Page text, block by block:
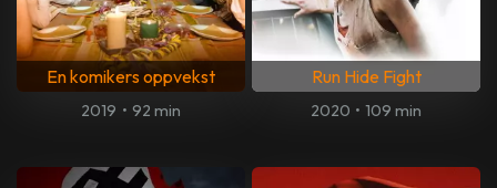
En komikers oppvekst
2019 • 92 min
Run Hide Fight
2020 • 109 min